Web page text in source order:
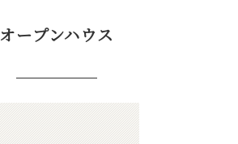
オープンハウス